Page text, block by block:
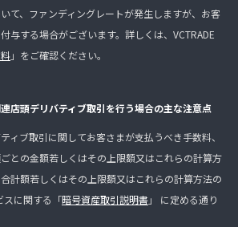
て、ファンディングレートが発生しますが、お客
与する場合がございます。詳しくは、VCTRADE
」をご確認ください。
店頭デリバティブ取引を行う場合の主な注意点
ィブ取引に関してお客さまが支払うべき手数料、
との金額若しくはその上限額又はこれらの計算方
計額若しくはその上限額又はこれらの計算方法の
スに関する「暗号資産取引説明書」 に定める通り